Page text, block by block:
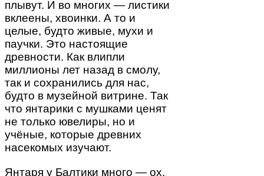
плывут. И во многих — листики
вклеены, хвоинки. А то и
целые, будто живые, мухи и
паучки. Это настоящие
древности. Как влипли
миллионы лет назад в смолу,
так и сохранились для нас,
будто в музейной витрине. Так
что янтарики с мушками ценят
не только ювелиры, но и
учёные, которые древних
насекомых изучают.
Янтаря у Балтики много — ох,